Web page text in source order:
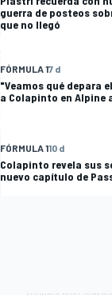
guerra de posteos
que no llegó
FÓRMULA 17 d
"Veamos qué depara
a Colapinto en Alpine
FÓRMULA 110 d
Colapinto revela sus
nuevo capítulo de